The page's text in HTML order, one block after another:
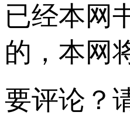
已经本网
的，本网
要评论？